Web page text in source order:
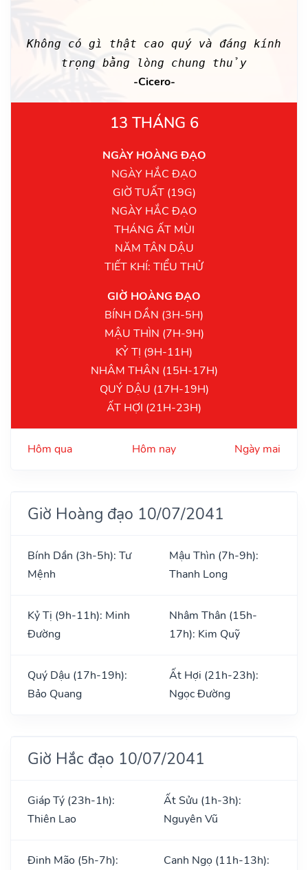
Không có gì thật cao quý và đáng kính
trọng bằng lòng chung thủy
-Cicero-
13 THÁNG 6
NGÀY HOÀNG ĐẠO
NGÀY HẮC ĐẠO
GIỜ TUẤT (19G)
NGÀY HẮC ĐẠO
THÁNG ẤT MÙI
NĂM TÂN DẬU
TIẾT KHÍ: TIỂU THỬ
GIỜ HOÀNG ĐẠO
BÍNH DẦN (3H-5H)
MẬU THÌN (7H-9H)
KỶ TỊ (9H-11H)
NHÂM THÂN (15H-17H)
QUÝ DẬU (17H-19H)
ẤT HỢI (21H-23H)
Hôm qua Hôm nay Ngày mai
Giờ Hoàng đạo 10/07/2041
Bính Dần (3h-5h): Tư
Mệnh
Mậu Thìn (7h-9h):
Thanh Long
Kỷ Tị (9h-11h): Minh
Đường
Nhâm Thân (15h-
17h): Kim Quỹ
Quý Dậu (17h-19h):
Bảo Quang
Ất Hợi (21h-23h):
Ngọc Đường
Giờ Hắc đạo 10/07/2041
Giáp Tý (23h-1h):
Thiên Lao
Ất Sửu (1h-3h):
Nguyên Vũ
Đinh Mão (5h-7h):
Canh Ngọ (11h-13h):